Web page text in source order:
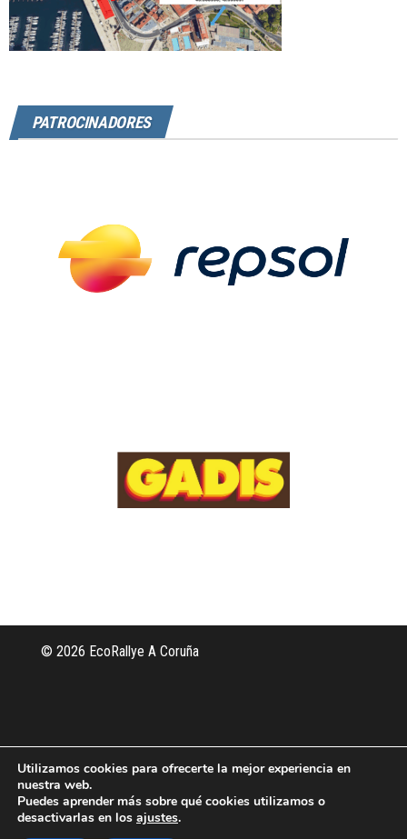
PATROCINADORES
© 2026 EcoRallye A Coruña
Utilizamos cookies para ofrecerte la mejor experiencia en
nuestra web.
Puedes aprender más sobre qué cookies utilizamos o
desactivarlas en los ajustes.